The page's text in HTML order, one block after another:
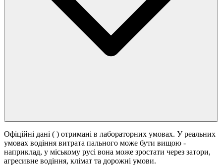
Офіційні дані ( ) отримані в лабораторних умовах. У реальних
умовах водіння витрата пального може бути вищою -
наприклад, у міському русі вона може зростати через затори,
агресивне водіння, клімат та дорожні умови.